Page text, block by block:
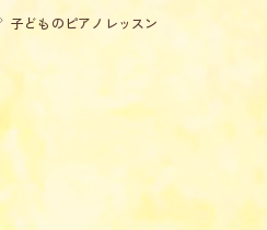
子どものピアノレッスン